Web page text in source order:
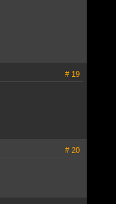
# 19
# 20